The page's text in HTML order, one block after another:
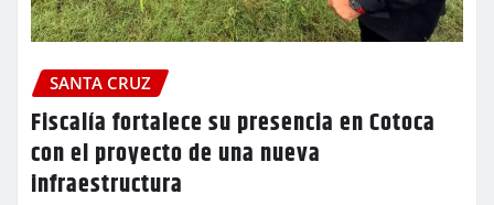
SANTA CRUZ
Fiscalía fortalece su presencia en Cotoca
con el proyecto de una nueva
infraestructura